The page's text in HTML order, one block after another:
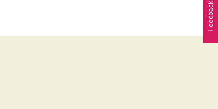
Feedback